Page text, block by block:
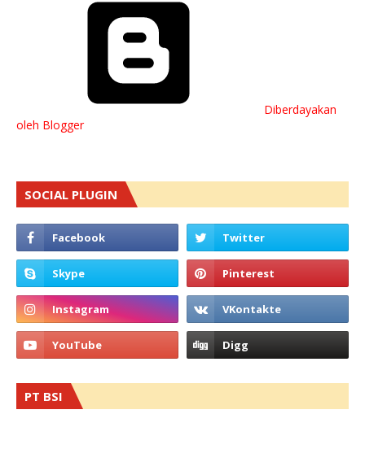
Diberdayakan
oleh Blogger
SOCIAL PLUGIN
PT BSI